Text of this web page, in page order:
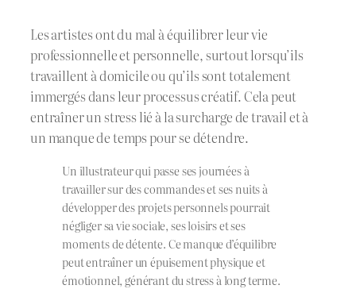
Les artistes ont du mal à équilibrer leur vie
professionnelle et personnelle, surtout lorsqu’ils
travaillent à domicile ou qu’ils sont totalement
immergés dans leur processus créatif. Cela peut
entraîner un stress lié à la surcharge de travail et à
un manque de temps pour se détendre.
Un illustrateur qui passe ses journées à
travailler sur des commandes et ses nuits à
développer des projets personnels pourrait
négliger sa vie sociale, ses loisirs et ses
moments de détente. Ce manque d’équilibre
peut entraîner un épuisement physique et
émotionnel, générant du stress à long terme.